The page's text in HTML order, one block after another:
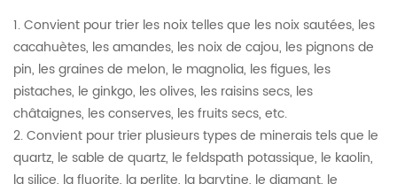
1. Convient pour trier les noix telles que les noix sautées, les
cacahuètes, les amandes, les noix de cajou, les pignons de
pin, les graines de melon, le magnolia, les figues, les
pistaches, le ginkgo, les olives, les raisins secs, les
châtaignes, les conserves, les fruits secs, etc.
2. Convient pour trier plusieurs types de minerais tels que le
quartz, le sable de quartz, le feldspath potassique, le kaolin,
la silice, la fluorite, la perlite, la barytine, le diamant, le